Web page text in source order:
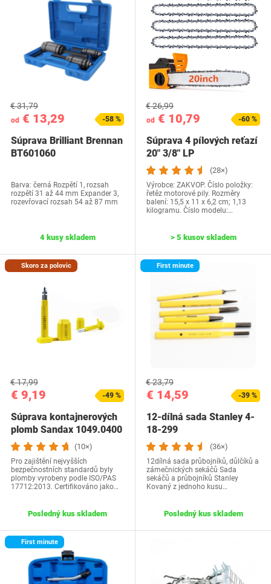
od € 13,29
€ 31,79
-58 %
Súprava Brilliant Brennan
BT601060
Barva: černá Rozpětí 1, rozsah
rozpětí 31 až 44 mm Expander 3,
rozevřovací rozsah 54 až 87 mm
4 kusy skladem
od € 10,79
€ 26,99
-60 %
Súprava 4 pílových reťazí
20" 3/8" LP
(28×)
Výrobce: ZAKVOP. Číslo položky:
řetěz motorové pily. Rozměry
balení: 15,5 x 11 x 6,2 cm; 1,13
kilogramu. Číslo modelu:…
> 5 kusov skladem
Skoro za polovic
€ 9,19
€ 17,99
-49 %
Súprava kontajnerových
plomb Sandax 1049.0400
(10×)
Pro zajištění nejvyšších
bezpečnostních standardů byly
plomby vyrobeny podle ISO/PAS
17712:2013. Certifikováno jako…
Posledný kus skladem
First minute
€ 14,59
€ 23,79
-39 %
12-dílná sada Stanley 4-
18-299
(36×)
12dílná sada průbojníků, důlčíků a
zámečnických sekáčů Sada
sekáčů a průbojníků Stanley
Kovaný z jednoho kusu…
Posledný kus skladem
First minute